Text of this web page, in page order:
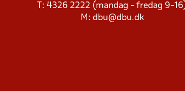
T: 4326 2222 (mandag - fredag 9-
M: dbu@dbu.dk